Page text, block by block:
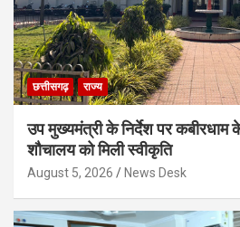
छत्तीसगढ़ राज्य
उप मुख्यमंत्री के निर्देश पर
शौचालय को मिली स्वीकृति
August 5, 2026 News Desk